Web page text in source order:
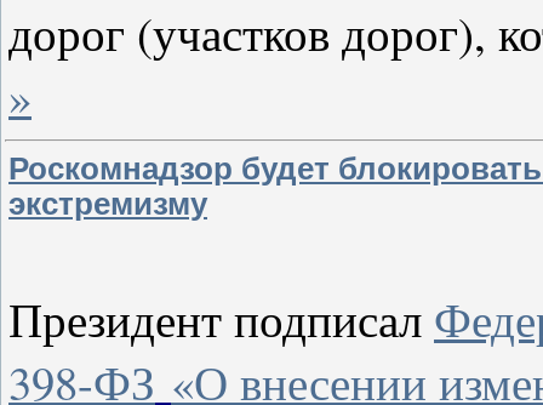
дорог (участков дорог),
»
Роскомнадзор будет
экстремизму
Президент подписал
398-ФЗ «О внесении